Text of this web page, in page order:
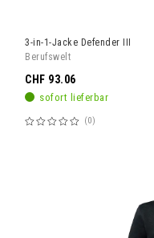
3-in-1-Jacke Defender III
Berufswelt
sofort lieferbar
Bewertung:
0
CHF 93.06